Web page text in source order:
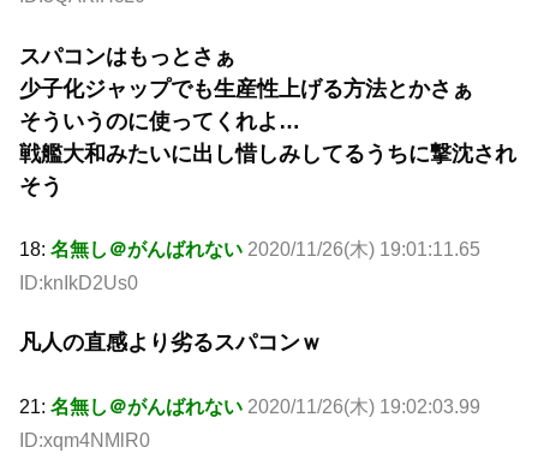
スパコンはもっとさぁ
少子化ジャップでも生産性上げる方法とかさぁ
そういうのに使ってくれよ…
戦艦大和みたいに出し惜しみしてるうちに撃沈され
そう
18: 名無し＠がんばれない 2020/11/26(木) 19:01:11.65
ID:knIkD2Us0
凡人の直感より劣るスパコンｗ
21: 名無し＠がんばれない 2020/11/26(木) 19:02:03.99
ID:xqm4NMlR0